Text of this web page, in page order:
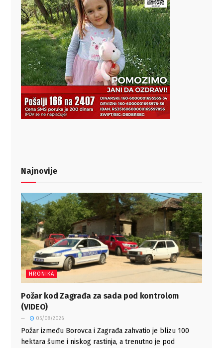
Najnovije
HRONIKA
Požar kod Zagrađa za sada pod kontrolom
(VIDEO)
05/08/2026
Požar između Borovca i Zagrađa zahvatio je blizu 100
hektara šume i niskog rastinja, a trenutno je pod